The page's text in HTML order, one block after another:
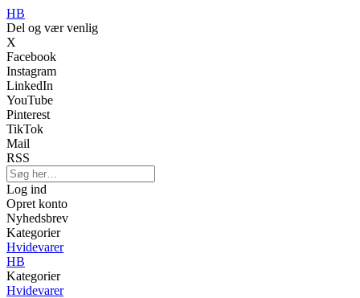
HB
Del og vær venlig
X
Facebook
Instagram
LinkedIn
YouTube
Pinterest
TikTok
Mail
RSS
Log ind
Opret konto
Nyhedsbrev
Kategorier
Hvidevarer
HB
Kategorier
Hvidevarer